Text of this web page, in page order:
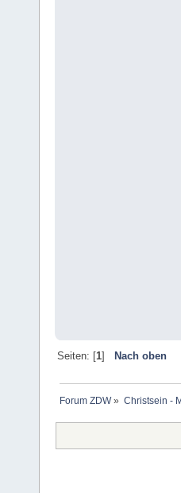
Seiten: [1] Nach oben
Forum ZDW» Christsein -